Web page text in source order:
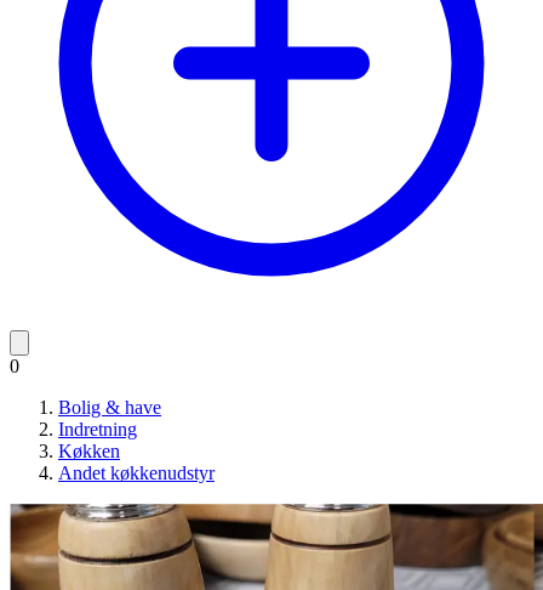
0
Bolig & have
Indretning
Køkken
Andet køkkenudstyr